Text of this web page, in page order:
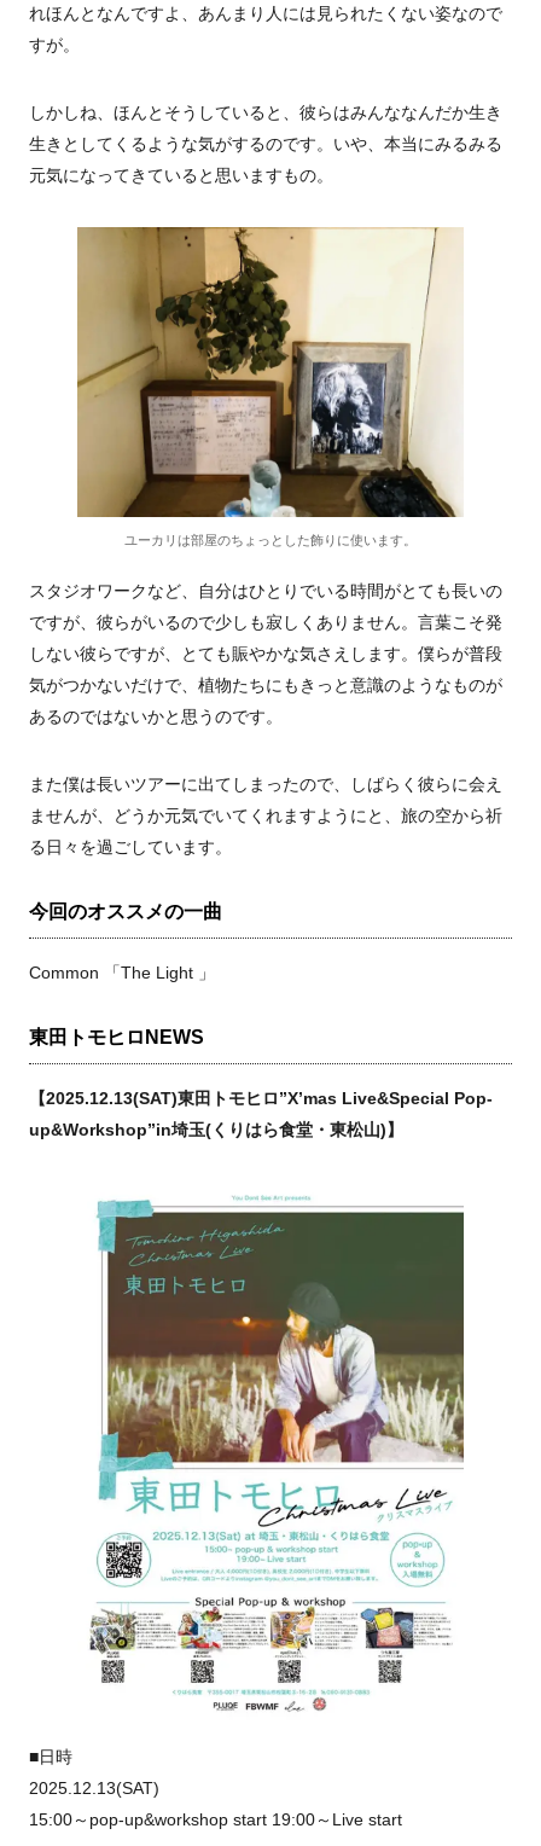
れほんとなんですよ、あんまり人には見られたくない姿なので
すが。
しかしね、ほんとそうしていると、彼らはみんななんだか生き
生きとしてくるような気がするのです。いや、本当にみるみる
元気になってきていると思いますもの。
ユーカリは部屋のちょっとした飾りに使います。
スタジオワークなど、自分はひとりでいる時間がとても長いの
ですが、彼らがいるので少しも寂しくありません。言葉こそ発
しない彼らですが、とても賑やかな気さえします。僕らが普段
気がつかないだけで、植物たちにもきっと意識のようなものが
あるのではないかと思うのです。
また僕は長いツアーに出てしまったので、しばらく彼らに会え
ませんが、どうか元気でいてくれますようにと、旅の空から祈
る日々を過ごしています。
今回のオススメの一曲
Common 「The Light 」
東田トモヒロNEWS
【2025.12.13(SAT)東田トモヒロ”X’mas Live&Special Pop-
up&Workshop”in埼玉(くりはら食堂・東松山)】
■日時
2025.12.13(SAT)
15:00～pop-up&workshop start 19:00～Live start